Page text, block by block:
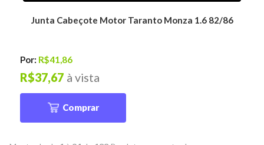
Junta Cabeçote Motor Taranto Monza 1.6 82/86
Por: R$41,86
à vista
R$37,67
Comprar